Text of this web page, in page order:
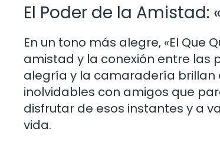
El Poder de la Amistad:
En un tono más alegre, «El Que
amistad y la conexión entre las
alegría y la camaradería brillan
inolvidables con amigos que
disfrutar de esos instantes y a
vida.